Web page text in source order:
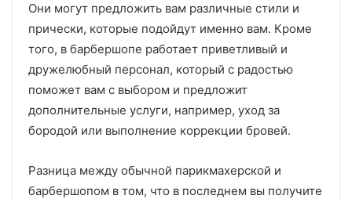
Они могут предложить вам различные стили и
прически, которые подойдут именно вам. Кроме
того, в барбершопе работает приветливый и
дружелюбный персонал, который с радостью
поможет вам с выбором и предложит
дополнительные услуги, например, уход за
бородой или выполнение коррекции бровей.
Разница между обычной парикмахерской и
барбершопом в том, что в последнем вы получите